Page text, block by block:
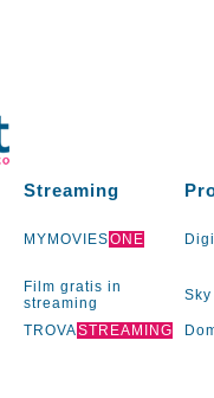
Streaming
MYMOVIESONE
Film gratis in
streaming
Sky
TROVASTREAMING